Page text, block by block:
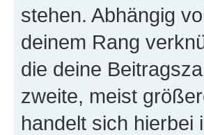
stehen. Abhängig
deinem Rang
die deine
zweite, meist
handelt sich hierbei